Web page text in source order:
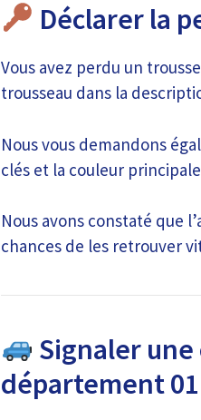
Déclarer la
Vous avez perdu un
trousseau dans la
Nous vous demandons
clés et la couleur
Nous avons constaté que
chances de les retrouver
Signaler
département 01